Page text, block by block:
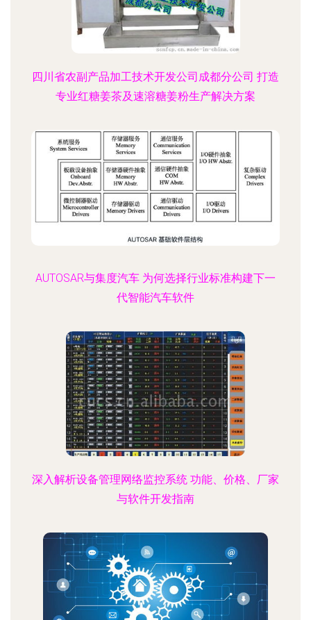
四川省农副产品加工技术开发公司成都分公司 打造
专业红糖姜茶及速溶糖姜粉生产解决方案
AUTOSAR与集度汽车 为何选择行业标准构建下一
代智能汽车软件
深入解析设备管理网络监控系统 功能、价格、厂家
与软件开发指南